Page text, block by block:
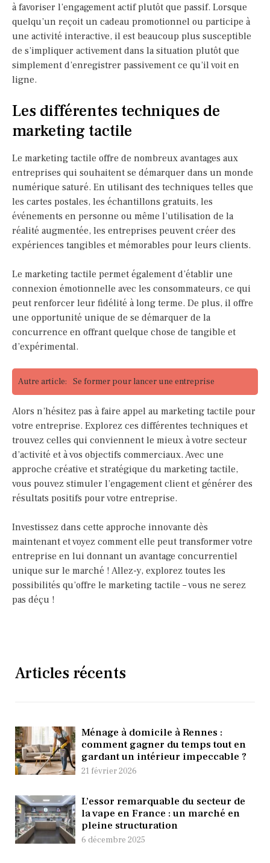
à favoriser l’engagement actif plutôt que passif. Lorsque
quelqu’un reçoit un cadeau promotionnel ou participe à
une activité interactive, il est beaucoup plus susceptible
de s’impliquer activement dans la situation plutôt que
simplement d’enregistrer passivement ce qu’il voit en
ligne.
Les différentes techniques de
marketing tactile
Le marketing tactile offre de nombreux avantages aux
entreprises qui souhaitent se démarquer dans un monde
numérique saturé. En utilisant des techniques telles que
les cartes postales, les échantillons gratuits, les
événements en personne ou même l’utilisation de la
réalité augmentée, les entreprises peuvent créer des
expériences tangibles et mémorables pour leurs clients.
Le marketing tactile permet également d’établir une
connexion émotionnelle avec les consommateurs, ce qui
peut renforcer leur fidélité à long terme. De plus, il offre
une opportunité unique de se démarquer de la
concurrence en offrant quelque chose de tangible et
d’expérimental.
Autre article: Se former pour lancer une entreprise
Alors n’hésitez pas à faire appel au marketing tactile pour
votre entreprise. Explorez ces différentes techniques et
trouvez celles qui conviennent le mieux à votre secteur
d’activité et à vos objectifs commerciaux. Avec une
approche créative et stratégique du marketing tactile,
vous pouvez stimuler l’engagement client et générer des
résultats positifs pour votre entreprise.
Investissez dans cette approche innovante dès
maintenant et voyez comment elle peut transformer votre
entreprise en lui donnant un avantage concurrentiel
unique sur le marché ! Allez-y, explorez toutes les
possibilités qu’offre le marketing tactile – vous ne serez
pas déçu !
Articles récents
Ménage à domicile à Rennes :
comment gagner du temps tout en
gardant un intérieur impeccable ?
21 février 2026
L’essor remarquable du secteur de
la vape en France : un marché en
pleine structuration
6 décembre 2025